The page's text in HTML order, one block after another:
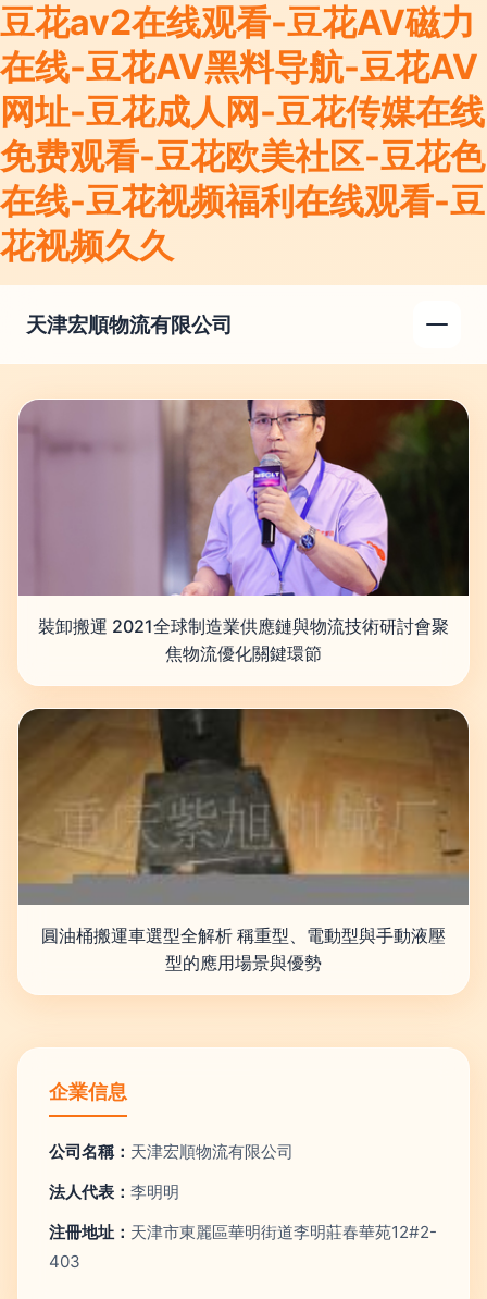
豆花av2在线观看-豆花AV磁力
在线-豆花AV黑料导航-豆花AV
网址-豆花成人网-豆花传媒在线
免费观看-豆花欧美社区-豆花色
在线-豆花视频福利在线观看-豆
花视频久久
天津宏順物流有限公司
裝卸搬運 2021全球制造業供應鏈與物流技術研討會聚
焦物流優化關鍵環節
圓油桶搬運車選型全解析 稱重型、電動型與手動液壓
型的應用場景與優勢
企業信息
公司名稱： 天津宏順物流有限公司
法人代表： 李明明
注冊地址： 天津市東麗區華明街道李明莊春華苑12#2-
403